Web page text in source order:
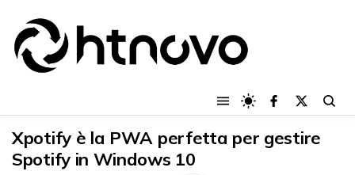
Xpotify è la PWA perfetta per gestire
Spotify in Windows 10